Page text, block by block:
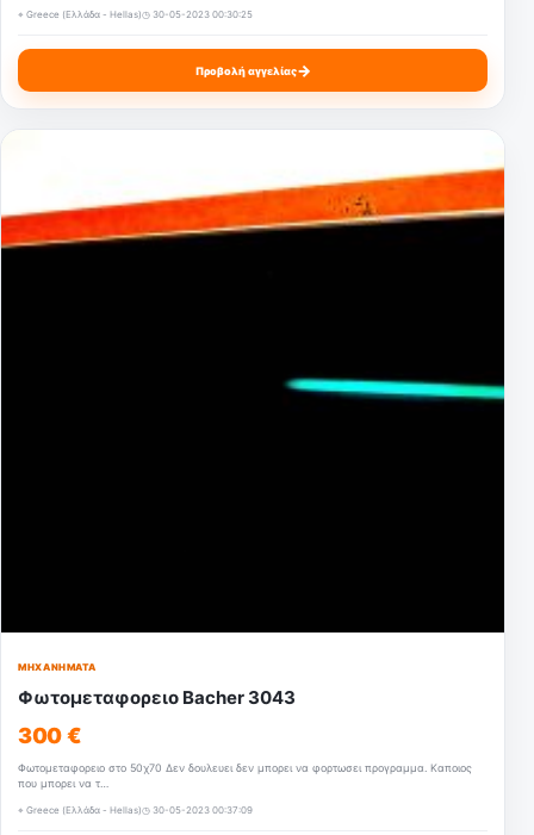
⌖ Greece (Ελλάδα - Hellas)◷ 30-05-2023 00:30:25
Προβολή αγγελίας→
ΜΗΧΑΝΉΜΑΤΑ
Φωτομεταφορειο Bacher 3043
300 €
Φωτομεταφορειο στο 50χ70 Δεν δουλευει δεν μπορει να φορτωσει προγραμμα. Καποιος
που μπορει να τ…
⌖ Greece (Ελλάδα - Hellas)◷ 30-05-2023 00:37:09